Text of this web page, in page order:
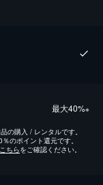
最⼤40%※
の購入 / レンタルです。
のポイント還元です。
こちらをご確認ください。